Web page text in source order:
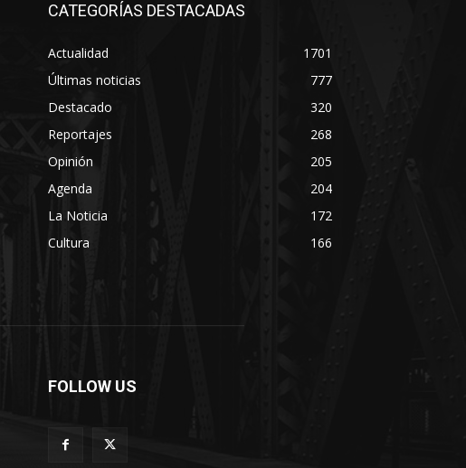
CATEGORÍAS DESTACADAS
Actualidad
1701
Últimas noticias
777
Destacado
320
Reportajes
268
Opinión
205
Agenda
204
La Noticia
172
Cultura
166
FOLLOW US